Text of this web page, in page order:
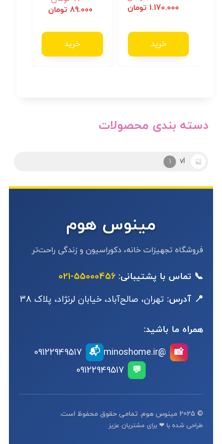
از 5
1.170.000 تومان
خرید
89.000 تومان
خرید
دسته بندی محصولات
مینوس هوم
فروشگاه تجهیزات خانه، دکوراسیون و زندگی راحت‌تر
📞 تماس با پشتیبانی: 55000456-021
📍 آدرس: تهران، صالح‌آباد، خیابان لرنژاد، پلاک 38
همراه ما باشید:
📸
@minoshome.ir
📬
09122949517
💬
09122949517
© 2025 مینوس هوم. تمامی حقوق محفوظ است.
طراحی شده با ❤ برای مشتریان عزیز